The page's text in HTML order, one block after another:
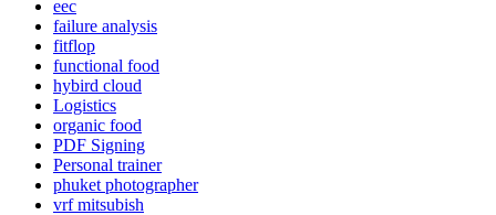
eec
failure analysis
fitflop
functional food
hybird cloud
Logistics
organic food
PDF Signing
Personal trainer
phuket photographer
vrf mitsubish